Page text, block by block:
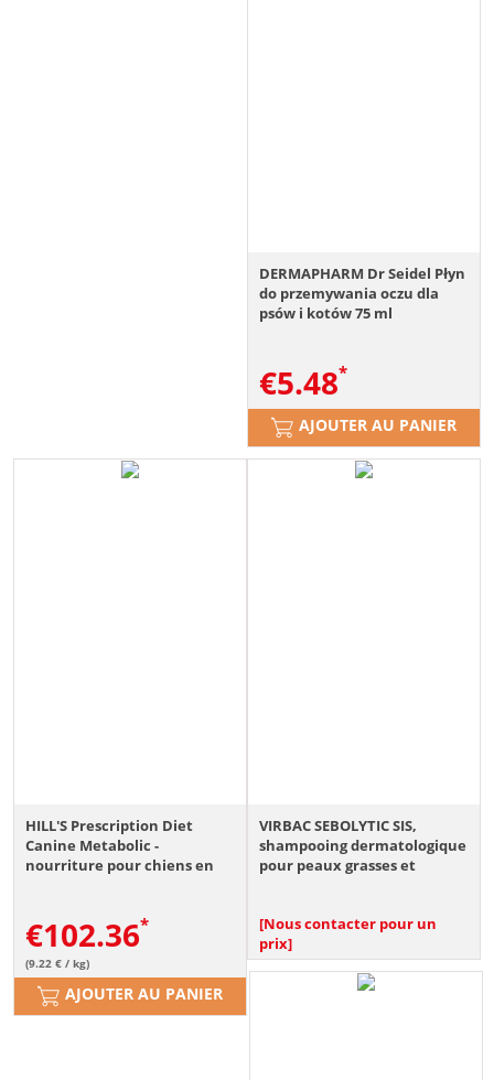
DERMAPHARM Dr Seidel Płyn
do przemywania oczu dla
psów i kotów 75 ml
€5.48
AJOUTER AU PANIER
HILL'S Prescription Diet
Canine Metabolic -
nourriture pour chiens en
surpoids OFFERTS
€102.36
(9.22 € / kg)
AJOUTER AU PANIER
VIRBAC SEBOLYTIC SIS,
shampooing dermatologique
pour peaux grasses et
[Nous contacter pour un
prix]